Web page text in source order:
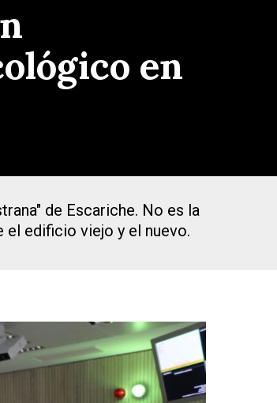
en
de Escariche. No es la
el edificio viejo y el nuevo.